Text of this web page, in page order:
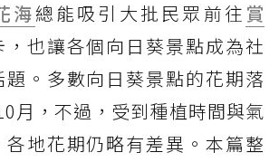
海總能吸引大批民眾前往 賞
，也讓各個向日葵景點成為社
。多數向日葵景點的花期落
月，不過，受到種植時間與氣
地花期仍略有差異。本篇整